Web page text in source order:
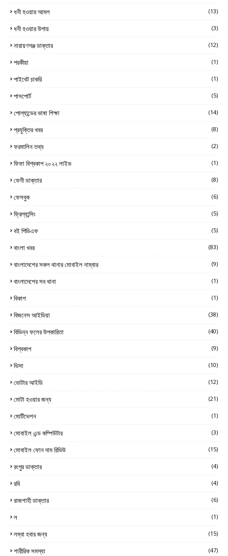
ধনী হওয়ার আমল (13)
ধনী হওয়ার উপায় (3)
নারায়ণগঞ্জ ডাক্তার (12)
পরকীয়া (1)
পাইবেট চাকরি (1)
পাসপোর্ট (5)
পোল্যান্ডের ভাষা শিক্ষা (14)
প্রযুক্তির খবর (8)
ফরমালিন তথ্য (2)
ফিফা বিশ্বকাপ ২০২২ লাইভ (1)
ফেনী ডাক্তার (8)
ফেসবুক (6)
ফ্রিল্যান্সিং (5)
বই পিডিএফ (5)
বাংলা খবর (83)
বাংলাদেশের সকল থানার মোবাইল নাম্বার (9)
বাংলাদেশের সব থানা (1)
বিকাশ (1)
বিজনেস আইডিয়া (38)
বিভিন্ন ফলের উপকারিতা (40)
বিশ্বকাপ (9)
ভিসা (10)
ভোটার আইডি (12)
মোটা হওয়ার জন্য (21)
মোটিভেশন (1)
মোবাইল এন্ড কম্পিউটার (3)
মোবাইল ফোন দাম রিভিউ (15)
রংপুর ডাক্তার (4)
রবি (4)
রাজশাহী ডাক্তার (6)
ল (1)
লম্বা হবার জন্য (15)
শারীরিক সমস্যা (47)